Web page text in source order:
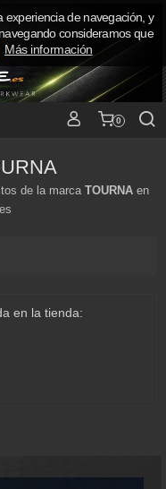
0
de la marca TOURNA en
en la tienda:
experiencia de navegación, y
consideramos que
Más información